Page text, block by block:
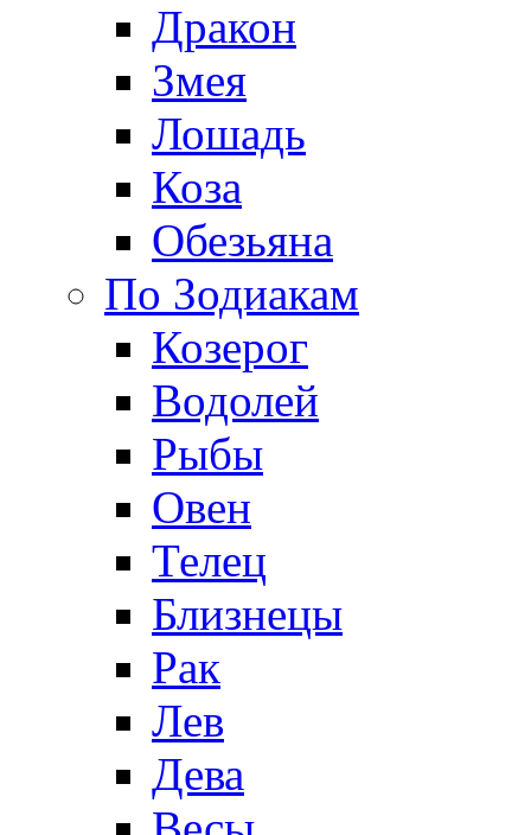
Дракон
Змея
Лошадь
Коза
Обезьяна
По Зодиакам
Козерог
Водолей
Рыбы
Овен
Телец
Близнецы
Рак
Лев
Дева